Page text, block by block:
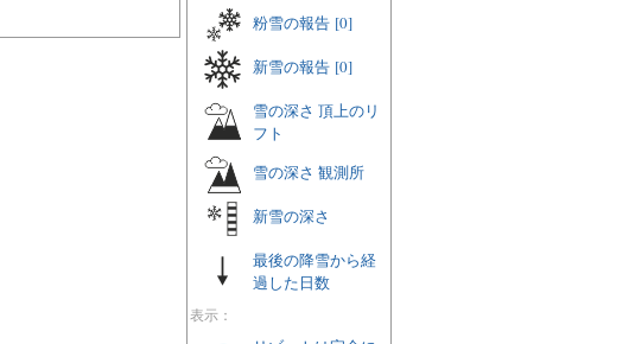
粉雪の報告 [0]
新雪の報告 [0]
雪の深さ 頂上のリ
フト
雪の深さ 観測所
新雪の深さ
最後の降雪から経
過した日数
表示：